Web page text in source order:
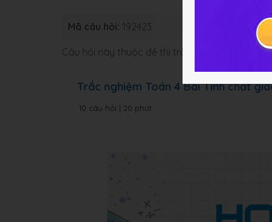
Mã câu hỏi: 192423 Loại bài:
Câu hỏi này thuộc đề thi trắc nghiệm dưới
Trắc nghiệm Toán 4 Bài Tính chất
10 câu hỏi | 20 phút